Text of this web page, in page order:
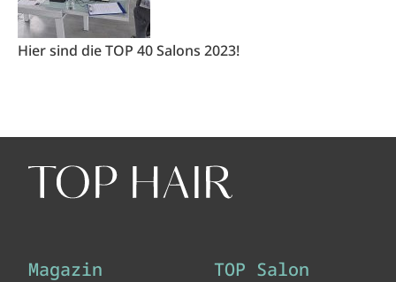
Hier sind die TOP 40 Salons 2023!
Magazin TOP Salon